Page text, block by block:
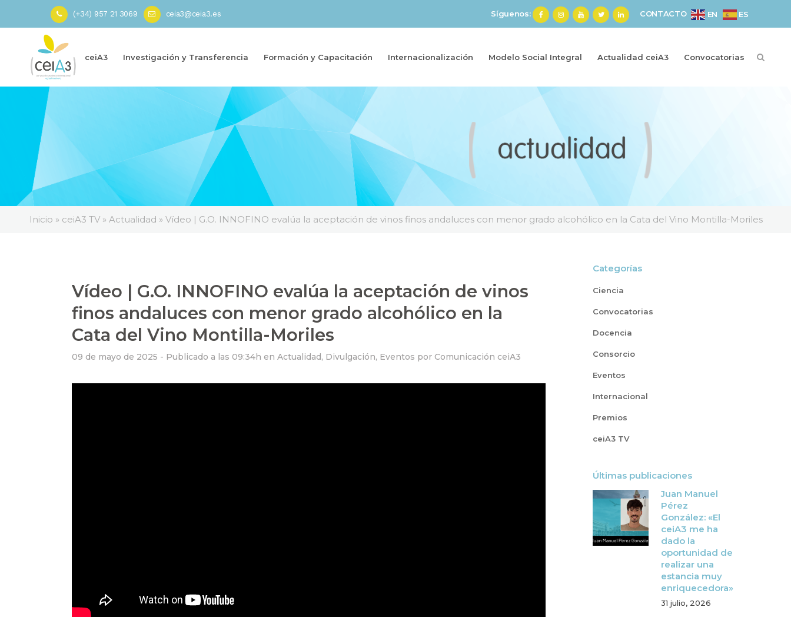
(+34) 957 21 3069 ceia3@ceia3.es Síguenos: CONTACTO EN ES
ceiA3 Investigación y Transferencia Formación y Capacitación Internacionalización Modelo Social Integral Actualidad ceiA3 Convocatorias
Inicio » ceiA3 TV » Actualidad » Vídeo | G.O. INNOFINO evalúa la aceptación de vinos finos andaluces con menor grado alcohólico en la Cata del Vino Montilla-Moriles
Vídeo | G.O. INNOFINO evalúa la aceptación de vinos
finos andaluces con menor grado alcohólico en la
Cata del Vino Montilla-Moriles
09 de mayo de 2025 - Publicado a las 09:34h en Actualidad, Divulgación, Eventos por Comunicación ceiA3
Categorías
Ciencia
Convocatorias
Docencia
Consorcio
Eventos
Internacional
Premios
ceiA3 TV
Últimas publicaciones
Juan Manuel
Pérez
González: «El
ceiA3 me ha
dado la
oportunidad de
realizar una
estancia muy
enriquecedora»
31 julio, 2026